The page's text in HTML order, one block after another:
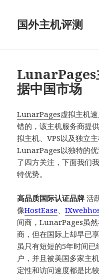
国外主机评测
LunarPages
据中国市场
LunarPages虚拟主机
错的，该主机服务商提
拟主机、VPS以及独立
LunarPages以独特的
了四方关注，下面我们
特优势。
高品质国际认证品牌 活
像HostEase、
间商，LunarPages虽
商，但在国际上却早已
虽只有短短的5年时间已
户，并且被美国多家主
定性和访问速度都是比